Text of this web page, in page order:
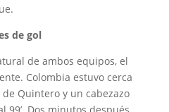
de gol
de ambos equipos, el
Colombia estuvo cerca
Quintero y un cabezazo